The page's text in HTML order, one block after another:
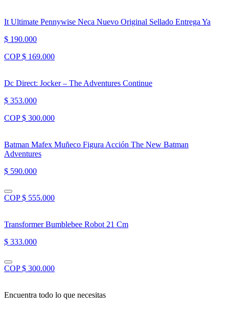
It Ultimate Pennywise Neca Nuevo Original Sellado Entrega Ya
$ 190.000
COP $ 169.000
Dc Direct: Jocker – The Adventures Continue
$ 353.000
COP $ 300.000
Batman Mafex Muñeco Figura Acción The New Batman
Adventures
$ 590.000
COP $ 555.000
Transformer Bumblebee Robot 21 Cm
$ 333.000
COP $ 300.000
Encuentra todo lo que necesitas